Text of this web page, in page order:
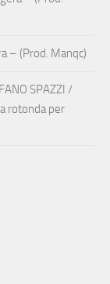
– (Prod. Manqc)
SPAZZI /
rotonda per